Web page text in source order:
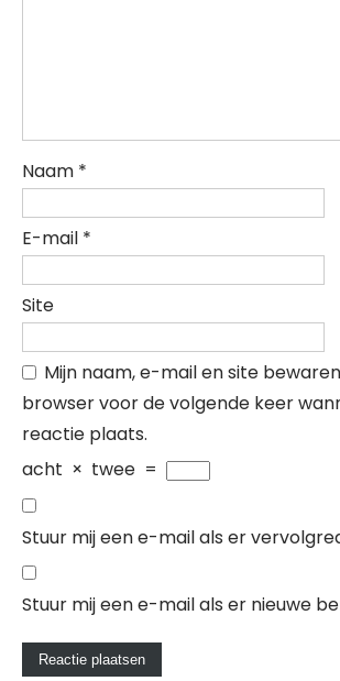
Naam *
E-mail *
Site
Mijn naam, e-mail en site
browser voor de volgende keer
reactie plaats.
acht × twee =
Stuur mij een e-mail als er
Stuur mij een e-mail als er nieuwe